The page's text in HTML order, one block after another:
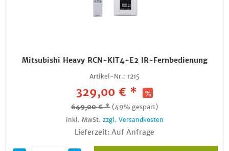
Mitsubishi Heavy RCN-KIT4-E2 IR-Fernbedienung
Artikel-Nr.: 1215
329,00 € *
649,00 € * (49% gespart)
inkl. MwSt. zzgl. Versandkosten
Lieferzeit: Auf Anfrage